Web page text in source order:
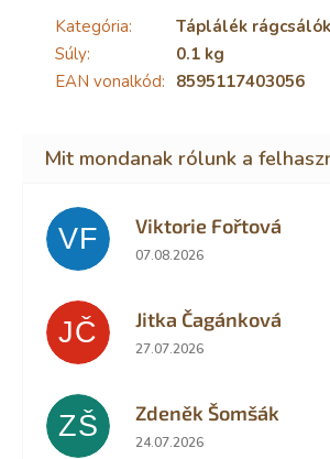
Kategória:
Táplálék
Súly:
0.1 kg
EAN vonalkód: 8595117403056
VF Viktorie Fořtová
Az áruház értékelése 5-ből
07.08.2026
JČ Jitka Čagánková
Az áruház értékelése 5-ből
27.07.2026
ZŠ Zdeněk Šomšák
Az áruház értékelése 5-ből
24.07.2026